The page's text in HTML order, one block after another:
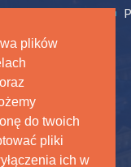
plików
do twoich
pliki
ich w